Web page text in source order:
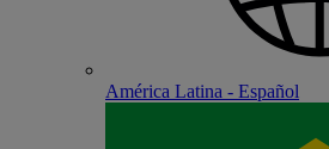
América Latina - Español